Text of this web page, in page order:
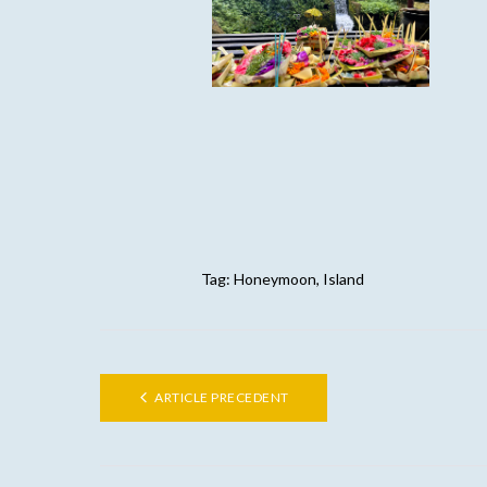
Tag: Honeymoon, Island
ARTICLE PRECEDENT